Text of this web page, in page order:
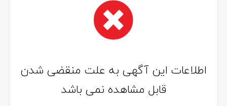
اطلاعات این آگهی به علت منقضی شدن
قابل مشاهده نمی باشد